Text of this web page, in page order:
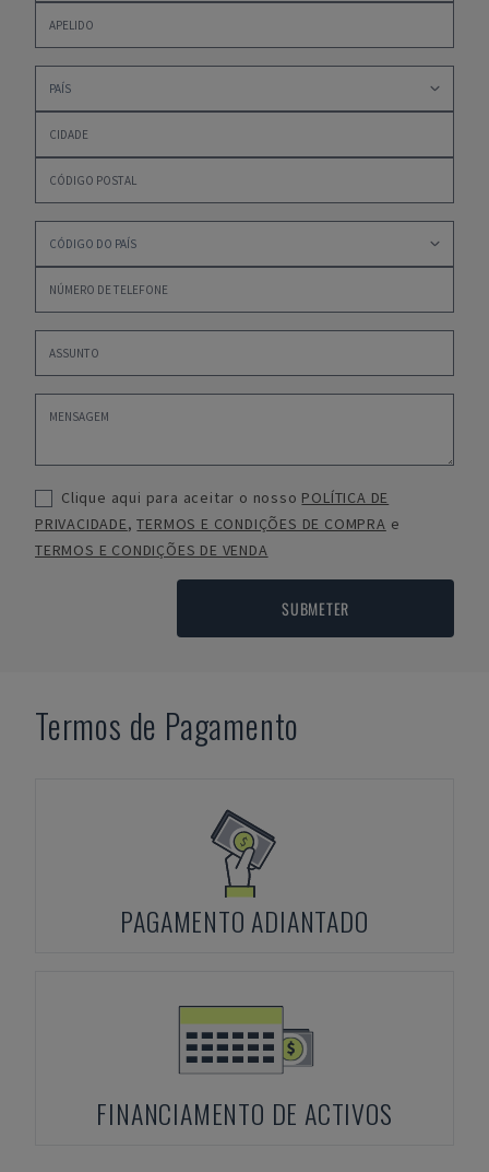
Clique aqui para aceitar o nosso POLÍTICA DE
PRIVACIDADE,TERMOS E CONDIÇÕES DE COMPRA e
TERMOS E CONDIÇÕES DE VENDA
SUBMETER
Termos de Pagamento
PAGAMENTO ADIANTADO
FINANCIAMENTO DE ACTIVOS